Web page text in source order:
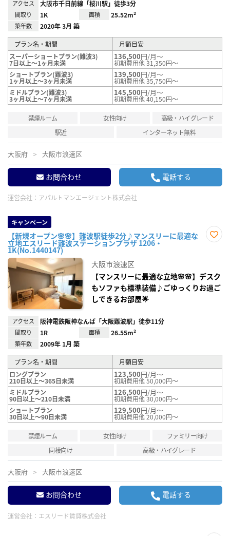
アクセス 大阪市千日前線「桜川駅」徒歩3分
間取り 1K 面積 25.52m²
築年数 2020年 3月 築
プラン名・期間
月額目安
スーパーショートプラン(難波3)
7日以上～1ヶ月未満
136,500円/月～
初期費用他 31,350円～
ショートプラン(難波3)
1ヶ月以上～3ヶ月未満
139,500円/月～
初期費用他 35,750円～
ミドルプラン(難波3)
3ヶ月以上～7ヶ月未満
145,500円/月～
初期費用他 40,150円～
禁煙ルーム 女性向け
高級・ハイグレード
駅近
インターネット無料
大阪府 大阪市浪速区
お問合わせ 電話する
運営会社： アパルトマンエージェント株式会社
キャンペーン
【新規オープン🌸🌸】難波駅徒歩2分♪マンスリーに最適な
立地エスリード難波ステーションプラザ 1206・
1K(No.1440147)
大阪市浪速区
【マンスリーに最適な立地🌸🌸】デスク
もソファも標準装備♪ごゆっくりお過ご
しできるお部屋🌟
アクセス 阪神電鉄阪神なんば「大阪難波駅」徒歩11分
間取り 1R 面積 26.55m²
築年数 2009年 1月 築
プラン名・期間
月額目安
ロングプラン
210日以上～365日未満
123,500円/月～
初期費用他 50,000円～
ミドルプラン
90日以上～210日未満
126,500円/月～
初期費用他 30,000円～
ショートプラン
30日以上～90日未満
129,500円/月～
初期費用他 20,000円～
禁煙ルーム 女性向け
ファミリー向け
同棲向け
高級・ハイグレード
大阪府 大阪市浪速区
お問合わせ 電話する
運営会社： エスリード賃貸株式会社